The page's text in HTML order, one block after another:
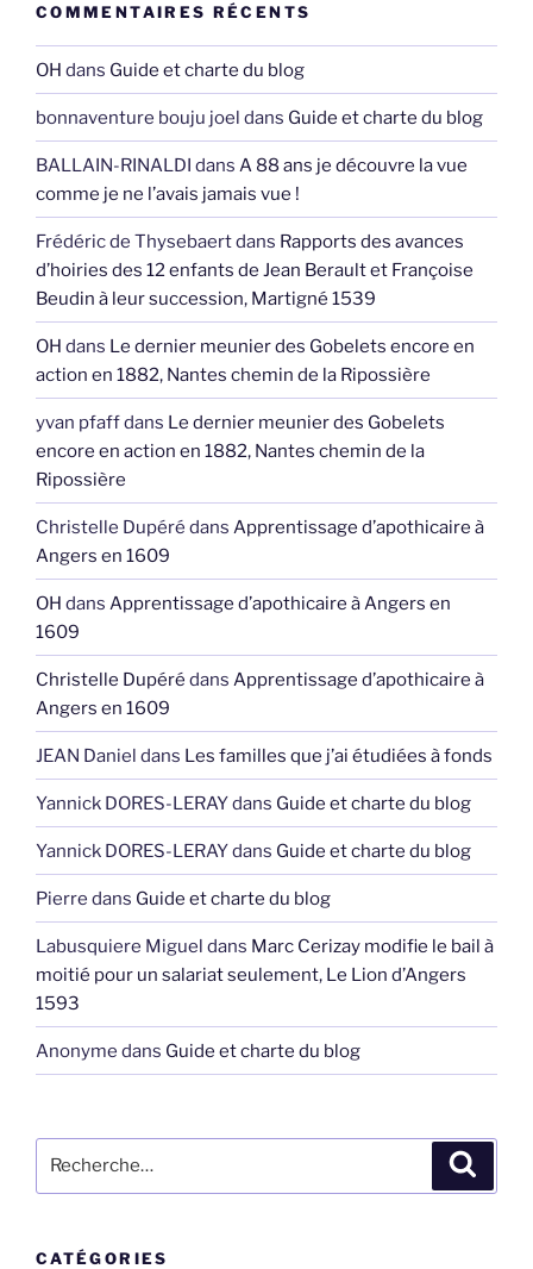
COMMENTAIRES RÉCENTS
OH dans Guide et charte du blog
bonnaventure bouju joel dans Guide et charte du blog
BALLAIN-RINALDI dans A 88 ans je découvre la vue
comme je ne l’avais jamais vue !
Frédéric de Thysebaertdans Rapports des avances
d’hoiries des 12 enfants de Jean Berault et Françoise
Beudin à leur succession, Martigné 1539
OH dans Le dernier meunier des Gobelets encore en
action en 1882, Nantes chemin de la Ripossière
yvan pfaffdans Le dernier meunier des Gobelets
encore en action en 1882, Nantes chemin de la
Ripossière
Christelle Dupéré dans Apprentissage d’apothicaire à
Angers en 1609
OH dans Apprentissage d’apothicaire à Angers en
1609
Christelle Dupéré dans Apprentissage d’apothicaire à
Angers en 1609
JEAN Daniel dans Les familles que j’ai étudiées à fonds
Yannick DORES-LERAYdans Guide et charte du blog
Yannick DORES-LERAYdans Guide et charte du blog
Pierre dans Guide et charte du blog
Labusquiere Miguel dans Marc Cerizay modifie le bail à
moitié pour un salariat seulement, Le Lion d’Angers
1593
Anonyme dans Guide et charte du blog
pour
CATÉGORIES